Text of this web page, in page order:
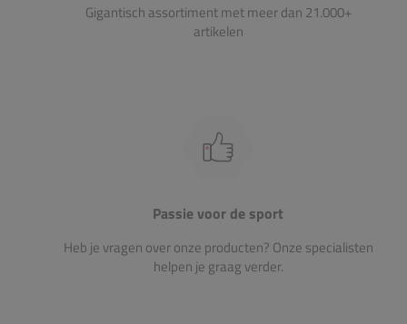
Gigantisch assortiment met meer dan 21.000+
artikelen
Passie voor de sport
Heb je vragen over onze producten? Onze specialisten
helpen je graag verder.